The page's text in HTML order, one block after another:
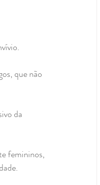
que não
da
femininos,